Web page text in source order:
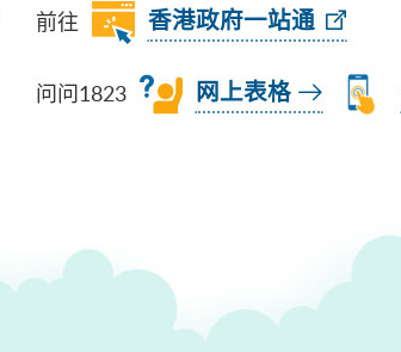
前往 香港政府一站通
问问1823 网上表格